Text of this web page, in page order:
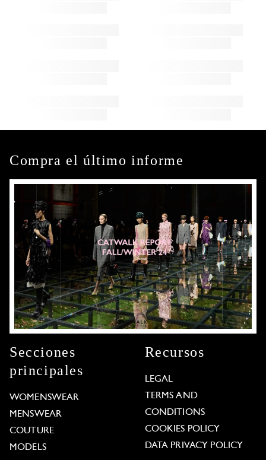
Compra el último informe
Secciones
principales
WOMENSWEAR
MENSWEAR
COUTURE
MODELS
Recursos
LEGAL
TERMS AND
CONDITIONS
COOKIES POLICY
DATA PRIVACY POLICY